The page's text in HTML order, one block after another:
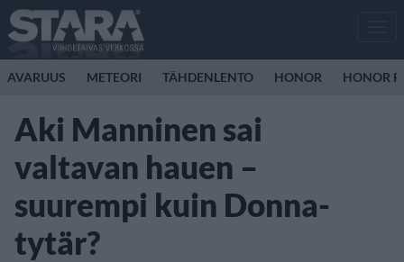
AVARUUS METEORI TÄHDENLENTO HONOR HONOR
Aki Manninen sai
valtavan hauen –
suurempi kuin Donna-
tytär?